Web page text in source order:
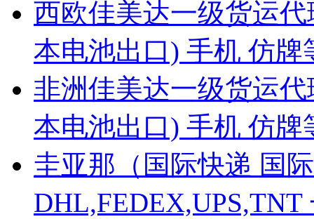
西欧佳美达一级货运
本电池出口) 手机 仿
非洲佳美达一级货运
本电池出口) 手机 仿
圭亚那（国际快递 国